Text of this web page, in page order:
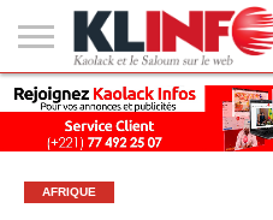
#2
(PAS
DE
TITRE)
KAOLACK
POLITIQUE
ECONOMIE
SOCIÉTÉ
CULTURE
PEOPLE
SPORT
SANTÉ
AFRIQUE
INTERNATIONAL
EMPLOI &
FORMATION
AFRIQUE